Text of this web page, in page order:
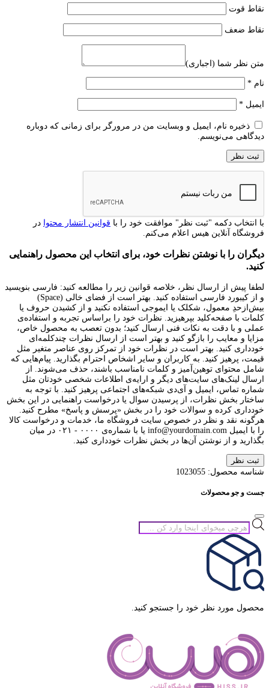
نقاط قوت
نقاط ضعف
متن نظر شما (اجباری)
نام *
ایمیل *
ذخیره نام، ایمیل و وبسایت من در مرورگر برای زمانی که دوباره
دیدگاهی می‌نویسم.
با انتخاب دکمه "ثبت نظر" موافقت خود را با قوانین انتشار محتوا در
فروشگاه آنلاین هیس اعلام می‌کنم.
دیگران را با نوشتن نظرات خود، برای انتخاب این محصول راهنمایی
کنید.
لطفا پیش از ارسال نظر، خلاصه قوانین زیر را مطالعه کنید: فارسی بنویسید
و از کیبورد فارسی استفاده کنید. بهتر است از فضای خالی (Space)
بیش‌از‌حدِ معمول، شکلک یا ایموجی استفاده نکنید و از کشیدن حروف یا
کلمات با صفحه‌کلید بپرهیزید. نظرات خود را براساس تجربه و استفاده‌ی
عملی و با دقت به نکات فنی ارسال کنید؛ بدون تعصب به محصول خاص،
مزایا و معایب را بازگو کنید و بهتر است از ارسال نظرات چندکلمه‌‌ای
خودداری کنید. بهتر است در نظرات خود از تمرکز روی عناصر متغیر مثل
قیمت، پرهیز کنید. به کاربران و سایر اشخاص احترام بگذارید. پیام‌هایی که
شامل محتوای توهین‌آمیز و کلمات نامناسب باشند، حذف می‌شوند. از
ارسال لینک‌های سایت‌های دیگر و ارایه‌ی اطلاعات شخصی خودتان مثل
شماره تماس، ایمیل و آی‌دی شبکه‌های اجتماعی پرهیز کنید. با توجه به
ساختار بخش نظرات، از پرسیدن سوال یا درخواست راهنمایی در این بخش
خودداری کرده و سوالات خود را در بخش «پرسش و پاسخ» مطرح کنید.
هرگونه نقد و نظر در خصوص سایت فروشگاه ما، خدمات و درخواست کالا
را با ایمیل info@yourdomain.com یا با شماره‌ی ۰۰۰۰ - ۰۲۱ در میان
بگذارید و از نوشتن آن‌ها در بخش نظرات خودداری کنید.
ثبت نظر
شناسه محصول: 1023055
جست و جو محصولات
جستجوی
محصولات
محصول مورد نظر خود را جستجو کنید.